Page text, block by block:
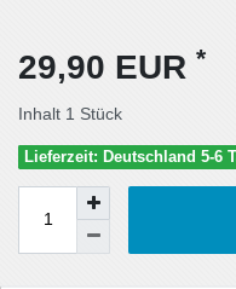
29,90 EUR *
Inhalt 1 Stück
Lieferzeit: Deutschland 5-6